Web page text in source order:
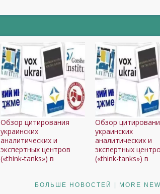
Обзор цитирования
украинских
аналитических и
экспертных центров
(«think-tanks») в
Обзор
украинских
аналитических и
экспертных
(«think-tanks») в
БОЛЬШЕ НОВОСТЕЙ | MORE